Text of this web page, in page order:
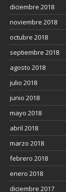
diciembre 2018
noviembre 2018
octubre 2018
septiembre 2018
agosto 2018
julio 2018
junio 2018
mayo 2018
abril 2018
marzo 2018
febrero 2018
enero 2018
diciembre 2017